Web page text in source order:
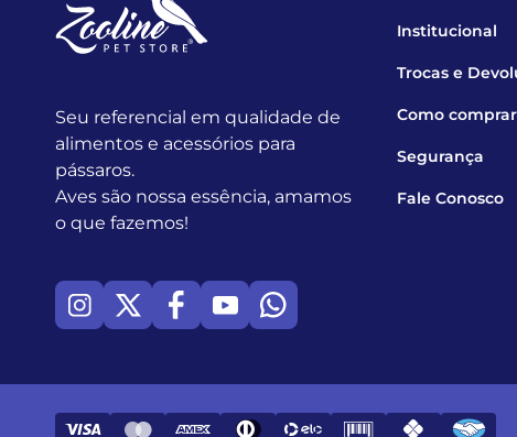
Seu referencial em qualidade de
alimentos e acessórios para
pássaros.
Aves são nossa essência, amamos
o que fazemos!
Institucional
Trocas e
Como
Segurança
Fale Conosco